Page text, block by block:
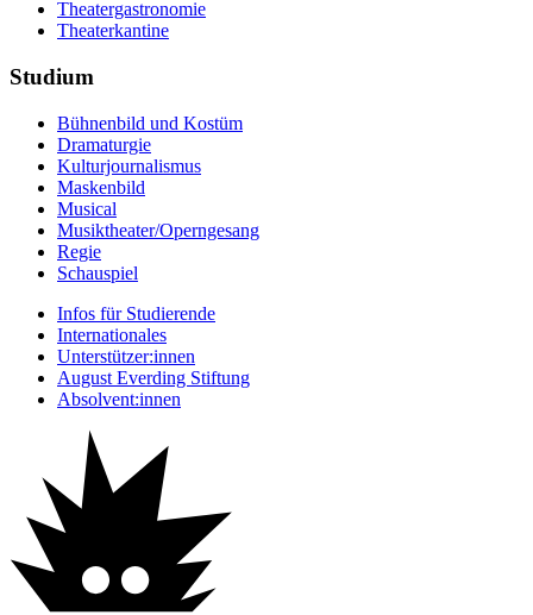
Theatergastronomie
Theaterkantine
Studium
Bühnenbild und Kostüm
Dramaturgie
Kulturjournalismus
Maskenbild
Musical
Musiktheater/­Operngesang
Regie
Schauspiel
Infos für Studierende
Internationales
Unterstützer:innen
August Everding Stiftung
Absolvent:innen